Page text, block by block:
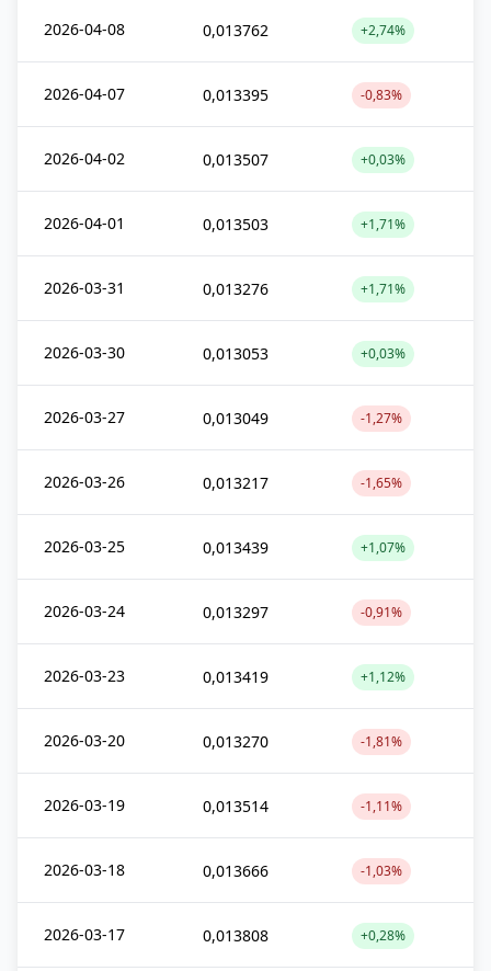
2026-04-08 0,013762 +2,74%
2026-04-07 0,013395 -0,83%
2026-04-02 0,013507 +0,03%
2026-04-01 0,013503 +1,71%
2026-03-31 0,013276 +1,71%
2026-03-30 0,013053 +0,03%
2026-03-27 0,013049 -1,27%
2026-03-26 0,013217 -1,65%
2026-03-25 0,013439 +1,07%
2026-03-24 0,013297 -0,91%
2026-03-23 0,013419 +1,12%
2026-03-20 0,013270 -1,81%
2026-03-19 0,013514 -1,11%
2026-03-18 0,013666 -1,03%
2026-03-17 0,013808 +0,28%